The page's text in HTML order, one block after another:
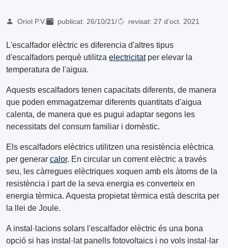
Oriol P.V. publicat: 26/10/21/ revisat: 27 d’oct. 2021
L'escalfador elèctric es diferencia d'altres tipus
d'escalfadors perquè utilitza electricitatper elevar la
temperatura de l'aigua.
Aquests escalfadors tenen capacitats diferents, de manera
que poden emmagatzemar diferents quantitats d'aigua
calenta, de manera que es pugui adaptar segons les
necessitats del consum familiar i domèstic.
Els escalfadors elèctrics utilitzen una resistència elèctrica
per generar calor. En circular un corrent elèctric a través
seu, les càrregues elèctriques xoquen amb els àtoms de la
resistència i part de la seva energia es converteix en
energia tèrmica. Aquesta propietat tèrmica està descrita per
la llei de Joule.
A instal·lacions solars l'escalfador elèctric és una bona
opció si has instal·lat panells fotovoltaics i no vols instal·lar